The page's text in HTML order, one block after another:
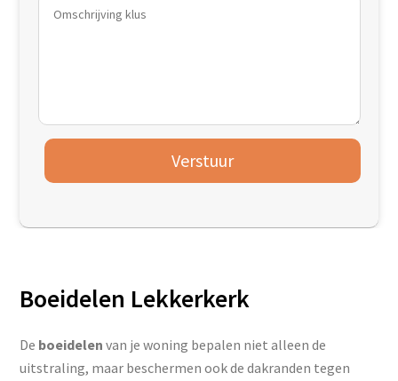
Verstuur
Boeidelen Lekkerkerk
De boeidelen van je woning bepalen niet alleen de
uitstraling, maar beschermen ook de dakranden tegen